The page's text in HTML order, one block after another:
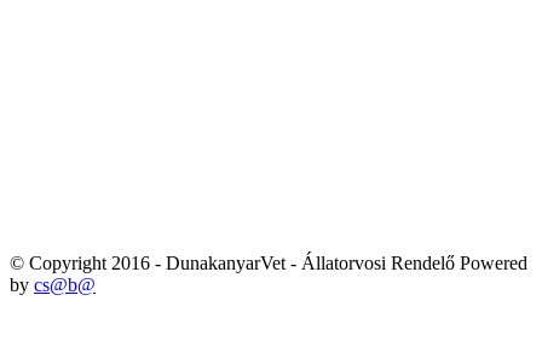
© Copyright 2016 - DunakanyarVet - Állatorvosi Rendelő Powered
by cs@b@